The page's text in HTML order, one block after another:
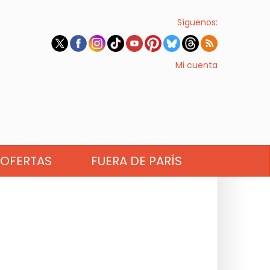
Síguenos:
Mi cuenta
OFERTAS FUERA DE PARÍS